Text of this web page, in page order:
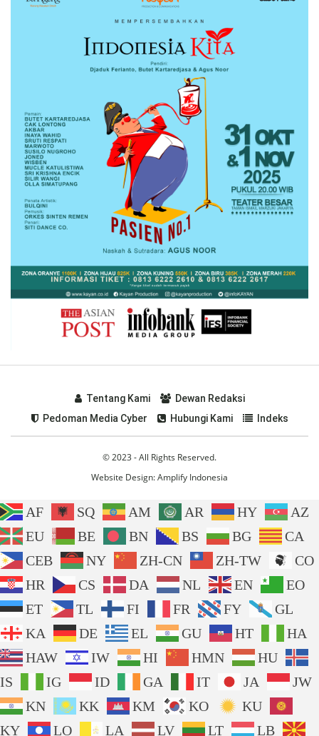
Tentang Kami
Dewan Redaksi
Pedoman Media Cyber
Hubungi Kami Indeks
© 2023 - All Rights Reserved.
Website Design:Amplify Indonesia
AF SQ AM AR HY
AZ
EU
BE BN BS BG
CA
CEB
NY ZH-CN ZH-TW
CO
HR
CS DA NL EN
EO
ET
TL FI FR FY
GL
KA
DE EL GU HT
HA
HAW
IW HI HMN
HU
IS
IG ID GA IT JA
JW
KN
KK KM KO
KU
KY
LO LA LV LT LB